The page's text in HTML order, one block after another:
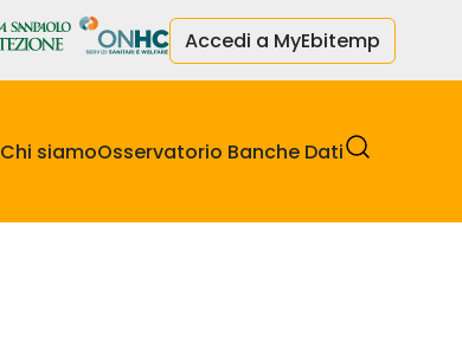
Accedi a MyEbitemp
Chi siamoOsservatorio Banche Dati